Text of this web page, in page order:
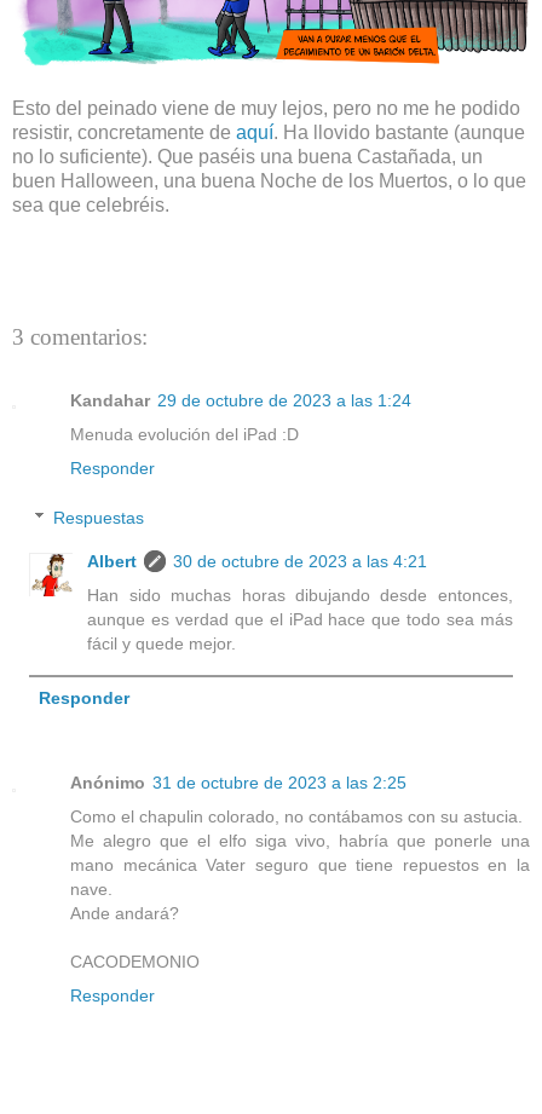
Esto del peinado viene de muy lejos, pero no me he podido
resistir, concretamente de aquí. Ha llovido bastante (aunque
no lo suficiente). Que paséis una buena Castañada, un
buen Halloween, una buena Noche de los Muertos, o lo que
sea que celebréis.
3 comentarios:
Kandahar 29 de octubre de 2023 a las 1:24
Menuda evolución del iPad :D
Responder
Respuestas
Albert
30 de octubre de 2023 a las 4:21
Han sido muchas horas dibujando desde entonces,
aunque es verdad que el iPad hace que todo sea más
fácil y quede mejor.
Responder
Anónimo 31 de octubre de 2023 a las 2:25
Como el chapulin colorado, no contábamos con su astucia.
Me alegro que el elfo siga vivo, habría que ponerle una
mano mecánica Vater seguro que tiene repuestos en la
nave.
Ande andará?
CACODEMONIO
Responder